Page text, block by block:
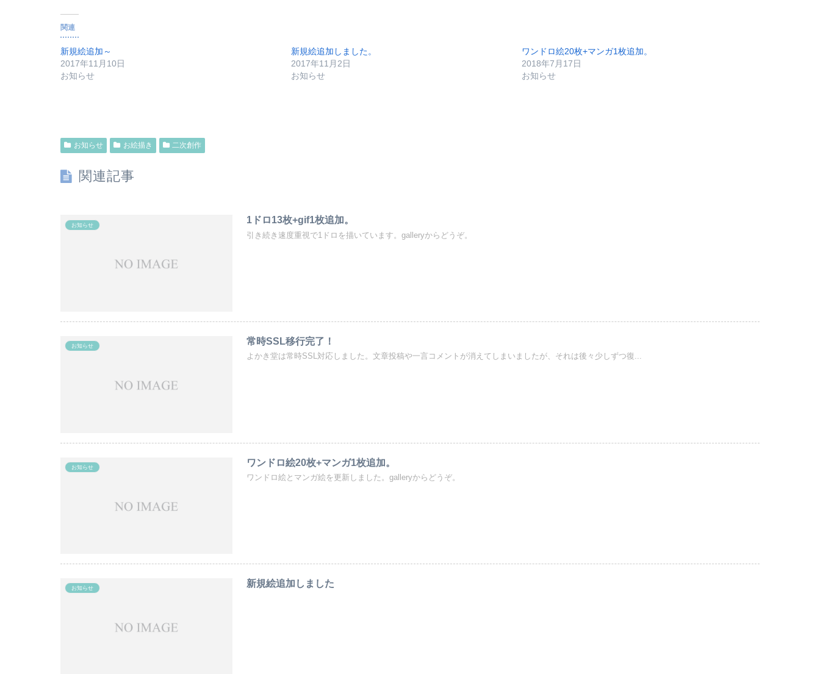
関連
新規絵追加～
2017年11月10日
お知らせ
新規絵追加しました。
2017年11月2日
お知らせ
ワンドロ絵20枚+マンガ1枚追加。
2018年7月17日
お知らせ
お知らせ お絵描き 二次創作
関連記事
お知らせ 1ドロ13枚+gif1枚追加。
引き続き速度重視で1ドロを描いています。galleryからどうぞ。
お知らせ 常時SSL移行完了！
よかき堂は常時SSL対応しました。文章投稿や一言コメントが消えてしまいましたが、それは後々少しずつ復...
お知らせ ワンドロ絵20枚+マンガ1枚追加。
ワンドロ絵とマンガ絵を更新しました。galleryからどうぞ。
お知らせ 新規絵追加しました